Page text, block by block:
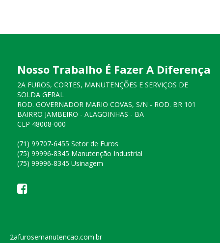
Nosso Trabalho É Fazer A Diferença
2A FUROS, CORTES, MANUTENÇÕES E SERVIÇOS DE
SOLDA GERAL
ROD. GOVERNADOR MARIO COVAS, S/N - ROD. BR 101
BAIRRO JAMBEIRO - ALAGOINHAS - BA
CEP 48008-000
(71) 99707-6455 Setor de Furos
(75) 99996-8345 Manutenção Industrial
(75) 99996-8345 Usinagem
2afurosemanutencao.com.br